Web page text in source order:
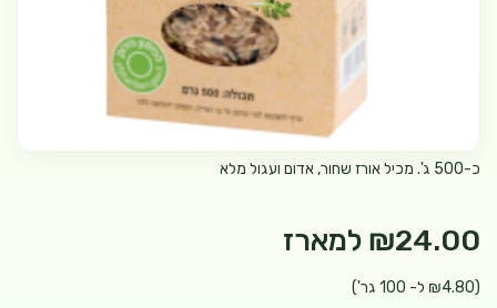
כ-500 ג'. מכיל אורז שחור, אדום ועגול מלא
₪24.00 למארז
(₪4.80 ל- 100 גר')